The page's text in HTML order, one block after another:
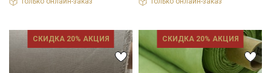
СКИДКА 20% АКЦИЯ СКИДКА 20% АКЦИЯ